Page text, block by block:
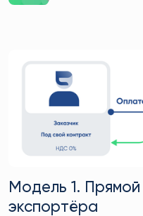
Модель 1.
экспортёра